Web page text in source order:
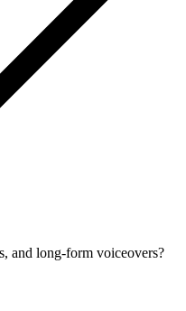
and long-form voiceovers?